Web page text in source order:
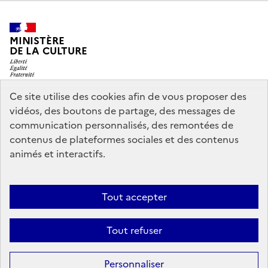
Ce site utilise des cookies afin de vous proposer des
vidéos, des boutons de partage, des messages de
communication personnalisés, des remontées de
contenus de plateformes sociales et des contenus
animés et interactifs.
Tout accepter
Tout refuser
Personnaliser
MINISTÈRE
DE LA CULTURE
legifrance.gouv.fr
info.gouv.fr
service-public.gouv.fr
data.gouv.fr
Mentions légales
conforme
Politique d’utilisation des témoins de connexion
Sauf mention contraire, tous les contenus de ce site sont sous